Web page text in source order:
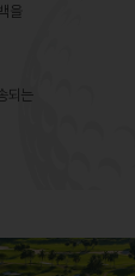
을
되는